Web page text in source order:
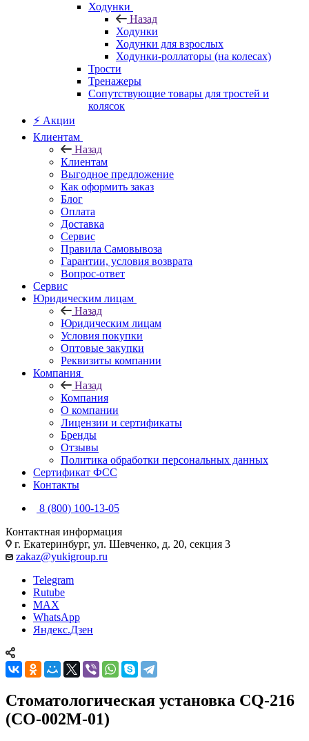
Ходунки
Назад
Ходунки
Ходунки для взрослых
Ходунки-роллаторы (на колесах)
Трости
Тренажеры
Сопутствующие товары для тростей и
колясок
⚡ Акции
Клиентам
Назад
Клиентам
Выгодное предложение
Как оформить заказ
Блог
Оплата
Доставка
Сервис
Правила Самовывоза
Гарантии, условия возврата
Вопрос-ответ
Сервис
Юридическим лицам
Назад
Юридическим лицам
Условия покупки
Оптовые закупки
Реквизиты компании
Компания
Назад
Компания
О компании
Лицензии и сертификаты
Бренды
Отзывы
Политика обработки персональных данных
Сертификат ФСС
Контакты
8 (800) 100-13-05
Контактная информация
г. Екатеринбург, ул. Шевченко, д. 20, секция 3
zakaz@yukigroup.ru
Telegram
Rutube
MAX
WhatsApp
Яндекс.Дзен
Стоматологическая установка CQ-216
(СО-002М-01)